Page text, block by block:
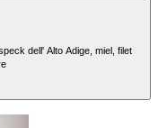
dell' Alto Adige, miel, filet